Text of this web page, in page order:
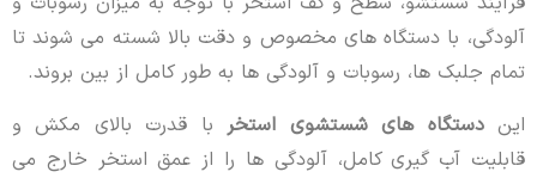
آلودگی، با دستگاه های مخصوص و دقت بالا شسته می شوند تا
تمام جلبک ها، رسوبات و آلودگی ها به طور کامل از بین بروند.
این دستگاه های شستشوی استخربا قدرت بالای مکش و
قابلیت آب گیری کامل، آلودگی ها را از عمق استخر خارج می